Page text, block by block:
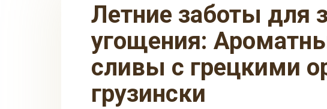
Летние заботы для зимнего
угощения:
сливы с грецкими
грузински